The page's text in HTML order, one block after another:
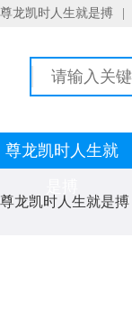
尊龙凯时人生就是搏
尊龙凯时人生就
尊龙凯时人生就是搏